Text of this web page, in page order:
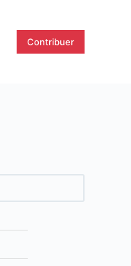
Contribuer